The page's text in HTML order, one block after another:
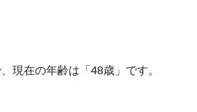
現在の年齢は「48歳」です。